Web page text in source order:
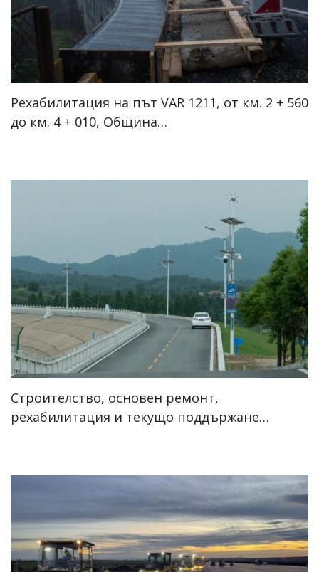
Рехабилитация на път VAR 1211, от км. 2 + 560
до км. 4 + 010, Община…
Строителство, основен ремонт,
рехабилитация и текущо поддържане…